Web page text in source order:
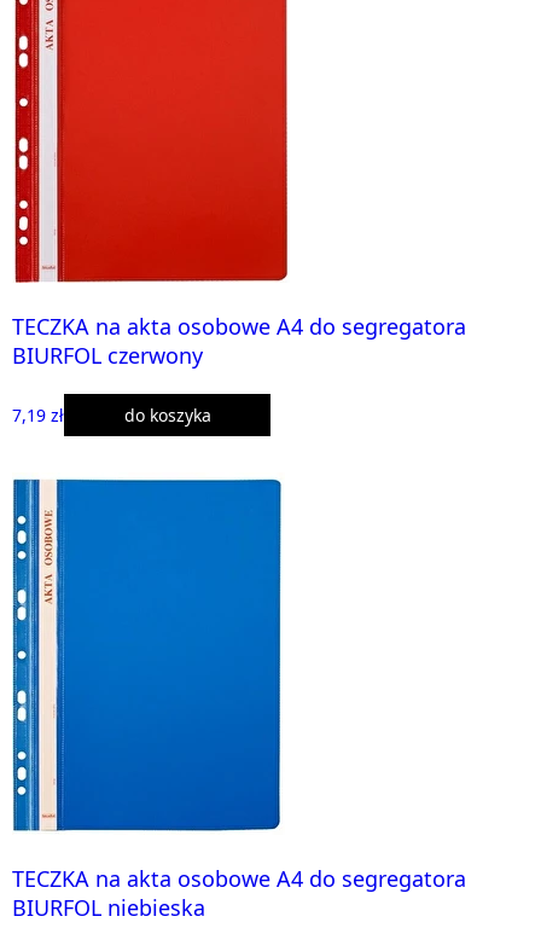
TECZKA na akta osobowe A4 do segregatora
BIURFOL czerwony
7,19 zł do koszyka
TECZKA na akta osobowe A4 do segregatora
BIURFOL niebieska